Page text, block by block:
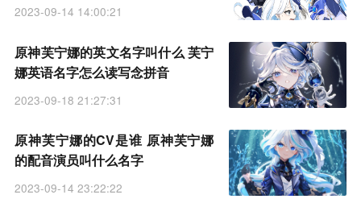
2023-09-14 14:00:21
原神芙宁娜的英文名字叫什么 芙宁
娜英语名字怎么读写念拼音
2023-09-18 21:27:31
原神芙宁娜的CV是谁 原神芙宁娜
的配音演员叫什么名字
2023-09-14 23:22:22